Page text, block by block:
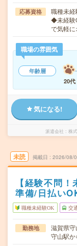
応募資格
職種未
◆未経験
で気軽
職場の雰囲気
年齢層
20代
気になる!
派遣会社 株
未読 掲載日 2026/08/
【経験不問
準備/日払い
職種未経験OK 交
勤務地
滋賀県守
守山駅